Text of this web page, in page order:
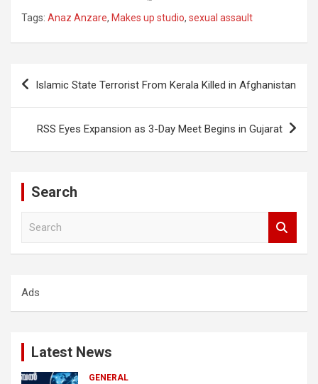
Tags: Anaz Anzare, Makes up studio, sexual assault
Post
Islamic State Terrorist From Kerala Killed in Afghanistan
RSS Eyes Expansion as 3-Day Meet Begins in Gujarat
Search
h
Ads
Latest News
GENERAL